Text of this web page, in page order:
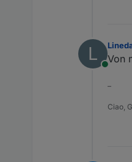
L
Online
Von
–
Ciao,